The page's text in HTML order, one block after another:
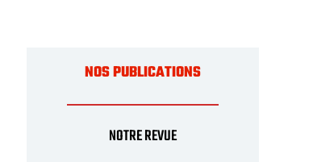
NOS PUBLICATIONS
NOTRE REVUE